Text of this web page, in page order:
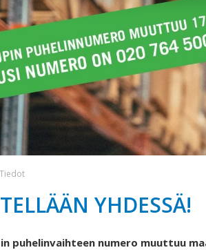
Tiedot
YHDESSÄ!
puhelinvaihteen numero muuttuu